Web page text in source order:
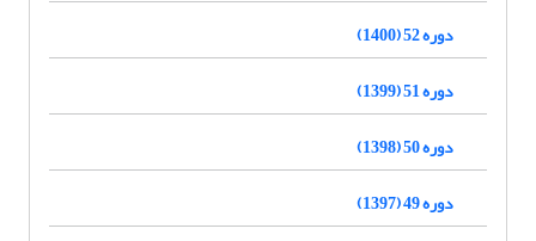
دوره 52 (1400)
دوره 51 (1399)
دوره 50 (1398)
دوره 49 (1397)